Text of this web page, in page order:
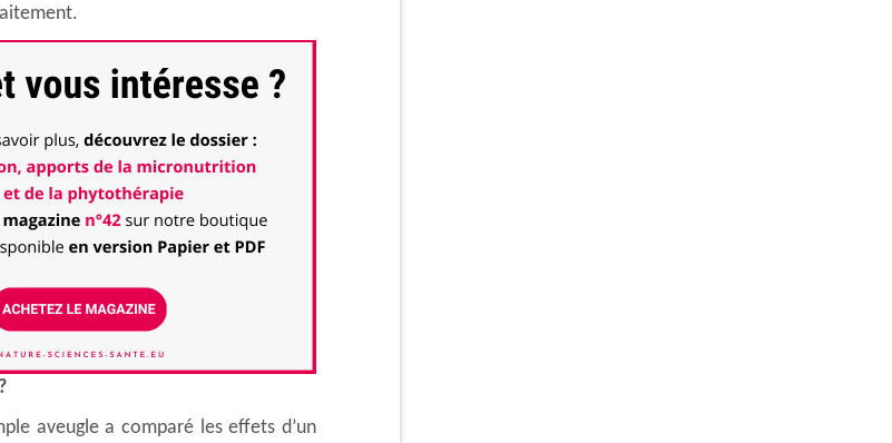
aveugle a comparé les effets d’un